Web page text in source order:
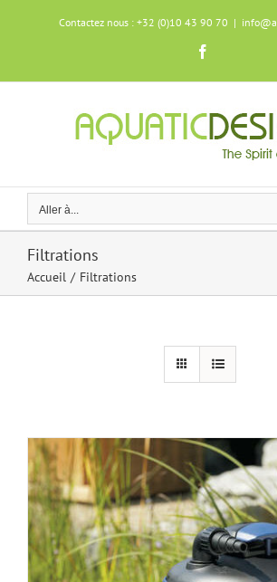
Contactez nous : +32 (0)10 43 90 70 |
Aller à...
Filtrations
Accueil Filtrations